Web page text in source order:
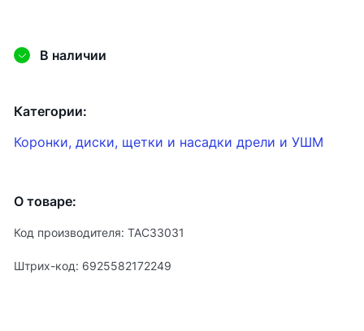
Категории:
Коронки, диски, щетки и насадки дрели и УШМ
О товаре:
Код производителя: ТАС33031
Штрих-код: 6925582172249
В наличии